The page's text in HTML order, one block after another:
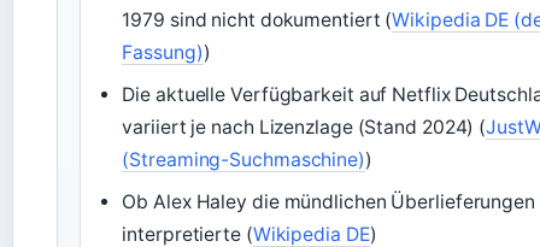
1979 sind nicht dokumentiert (Wikipedia DE
Fassung))
Die aktuelle Verfügbarkeit auf Netflix
variiert je nach Lizenzlage (Stand 2024) (
(Streaming-Suchmaschine))
Ob Alex Haley die mündlichen
interpretierte (Wikipedia DE)